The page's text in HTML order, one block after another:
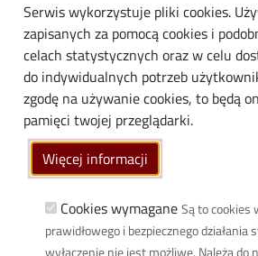
Serwis wykorzystuje pliki cookies.
zapisanych za pomocą cookies i
celach statystycznych oraz w celu
do indywidualnych potrzeb
zgodę na używanie cookies, to będą
pamięci twojej przeglądarki.
Więcej informacji
Cookies wymagane Są to cookies
prawidłowego i bezpiecznego działania
wyłączenie nie jest możliwe. Należą do
Biznes
Media
Społeczność lokalna
Linki
Wikamp
Poczta elektroniczna
Biblioteka PŁ
Dyscypliny naukowe w PŁ